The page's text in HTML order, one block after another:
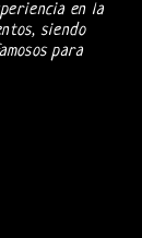
en la
siendo
para